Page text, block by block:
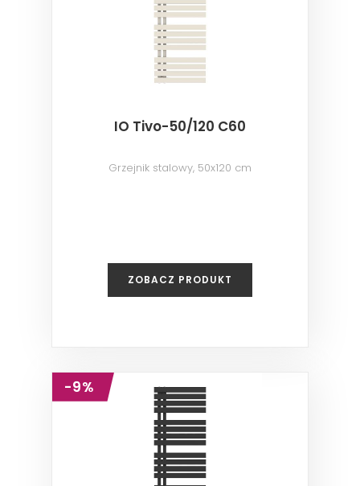
IO Tivo-50/120 C60
Grzejnik stalowy, 50x120 cm
ZOBACZ PRODUKT
-9%